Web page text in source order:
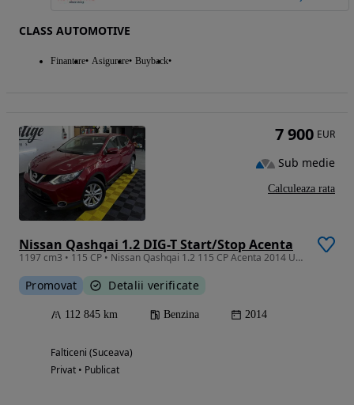
CLASS AUTOMOTIVE
Finantare Asigurare Buyback
Nissan Qashqai 1.2 DIG-T Start/Stop Acenta
1197 cm3 • 115 CP • Nissan Qashqai 1.2 115 CP Acenta 2014 Unic Proprietar
Promovat Detalii verificate
112 845 km Benzina 2014
Falticeni (Suceava)
Privat • Publicat
7 900 EUR
Sub medie
Calculeaza rata